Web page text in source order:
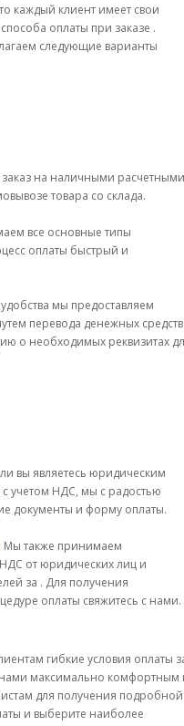
каждый клиент имеет свои
оплаты при заказе .
следующие варианты
на наличными расчетными
товара со склада.
все основные типы
оплаты быстрый и
мы предоставляем
перевода денежных средств
о необходимых реквизитах
вы являетесь юридическим
учетом НДС, мы с радостью
документы и форму оплаты.
Мы также принимаем
от юридических лиц и
за . Для получения
оплаты свяжитесь с нами.
гибкие условия оплаты
нами максимально комфортным
для получения подробной
и выберите наиболее